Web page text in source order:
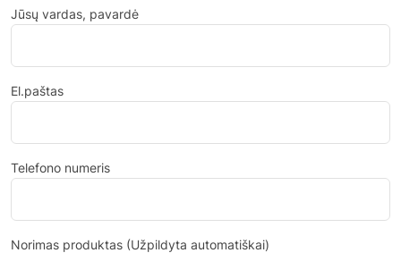
Jūsų vardas, pavardė
El.paštas
Telefono numeris
Norimas produktas (Užpildyta automatiškai)